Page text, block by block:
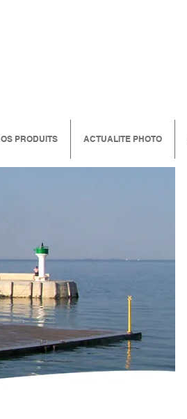
PRODUITS ACTUALITE PHOTO